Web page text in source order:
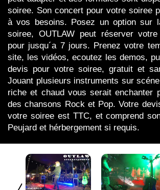
soiree. Son concert pour votre soiree
à vos besoins. Posez un option sur
soiree, OUTLAW peut réserver
pour jusqu´a 7 jours. Prenez votre
site, les vidéos, ecoutez les demos,
devis pour votre soiree, gratuit et
Jouant plusieurs instruments sur
riche et chaud vous serait enchanter
des chansons Rock et Pop. Votre
votre soiree est TTC, et comprend
Peujard et hérbergement si requis.